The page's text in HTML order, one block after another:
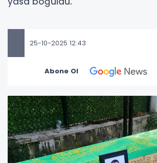
25-10-2025 12:43
Abone Ol